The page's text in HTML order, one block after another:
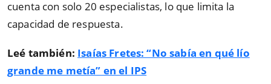
cuenta con solo 20 especialistas, lo que limita la
capacidad de respuesta.
Leé también: Isaías Fretes: “No sabía en qué lío
grande me metía” en el IPS